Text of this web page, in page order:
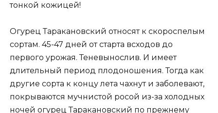
тонкой кожицей!
Огурец Таракановский относят к скороспелым
сортам. 45-47 дней от старта всходов до
первого урожая. Теневынослив. И имеет
длительный период плодоношения. Тогда как
другие сорта к концу лета чахнут и заболевают,
покрываются мучнистой росой из-за холодных
ночей огурец Таракановский по прежнему